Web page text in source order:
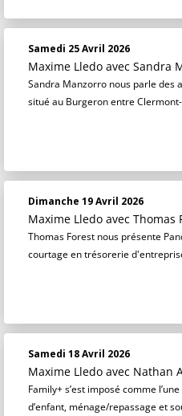
Samedi 25 Avril 2026
Maxime Lledo avec Sandra
Sandra Manzorro nous parle des
situé au Burgeron entre
Dimanche 19 Avril 2026
Maxime Lledo avec Thomas
Thomas Forest nous présente
courtage en trésorerie
Samedi 18 Avril 2026
Maxime Lledo avec Nathan
Family+ s’est imposé comme
d’enfant, ménage/repassage et